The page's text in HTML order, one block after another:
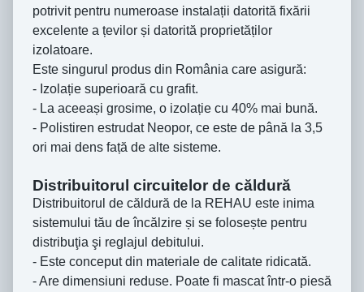
potrivit pentru numeroase instalații datorită fixării
excelente a țevilor și datorită proprietăților
izolatoare.
Este singurul produs din România care asigură:
- Izolație superioară cu grafit.
- La aceeași grosime, o izolație cu 40% mai bună.
- Polistiren estrudat Neopor, ce este de până la 3,5
ori mai dens față de alte sisteme.
Distribuitorul circuitelor de căldură
Distribuitorul de căldură de la REHAU este inima
sistemului tău de încălzire și se folosește pentru
distribuţia şi reglajul debitului.
- Este conceput din materiale de calitate ridicată.
- Are dimensiuni reduse. Poate fi mascat într-o piesă